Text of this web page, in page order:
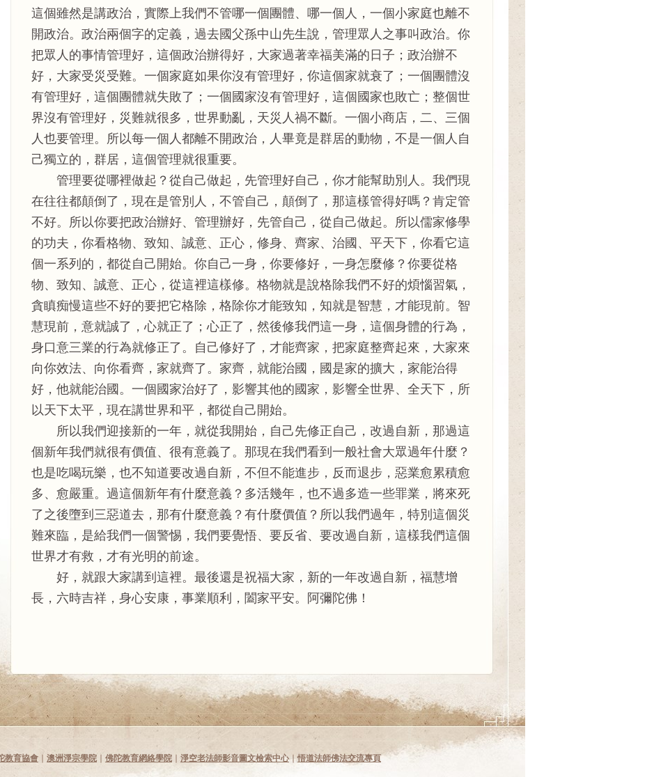
這個雖然是講政治，實際上我們不管哪一個團體、哪一個人，一個小家庭也離不
開政治。政治兩個字的定義，過去國父孫中山先生說，管理眾人之事叫政治。你
把眾人的事情管理好，這個政治辦得好，大家過著幸福美滿的日子；政治辦不
好，大家受災受難。一個家庭如果你沒有管理好，你這個家就衰了；一個團體沒
有管理好，這個團體就失敗了；一個國家沒有管理好，這個國家也敗亡；整個世
界沒有管理好，災難就很多，世界動亂，天災人禍不斷。一個小商店，二、三個
人也要管理。所以每一個人都離不開政治，人畢竟是群居的動物，不是一個人自
己獨立的，群居，這個管理就很重要。
管理要從哪裡做起？從自己做起，先管理好自己，你才能幫助別人。我們現
在往往都顛倒了，現在是管別人，不管自己，顛倒了，那這樣管得好嗎？肯定管
不好。所以你要把政治辦好、管理辦好，先管自己，從自己做起。所以儒家修學
的功夫，你看格物、致知、誠意、正心，修身、齊家、治國、平天下，你看它這
個一系列的，都從自己開始。你自己一身，你要修好，一身怎麼修？你要從格
物、致知、誠意、正心，從這裡這樣修。格物就是說格除我們不好的煩惱習氣，
貪瞋痴慢這些不好的要把它格除，格除你才能致知，知就是智慧，才能現前。智
慧現前，意就誠了，心就正了；心正了，然後修我們這一身，這個身體的行為，
身口意三業的行為就修正了。自己修好了，才能齊家，把家庭整齊起來，大家來
向你效法、向你看齊，家就齊了。家齊，就能治國，國是家的擴大，家能治得
好，他就能治國。一個國家治好了，影響其他的國家，影響全世界、全天下，所
以天下太平，現在講世界和平，都從自己開始。
所以我們迎接新的一年，就從我開始，自己先修正自己，改過自新，那過這
個新年我們就很有價值、很有意義了。那現在我們看到一般社會大眾過年什麼？
也是吃喝玩樂，也不知道要改過自新，不但不能進步，反而退步，惡業愈累積愈
多、愈嚴重。過這個新年有什麼意義？多活幾年，也不過多造一些罪業，將來死
了之後墮到三惡道去，那有什麼意義？有什麼價值？所以我們過年，特別這個災
難來臨，是給我們一個警惕，我們要覺悟、要反省、要改過自新，這樣我們這個
世界才有救，才有光明的前途。
好，就跟大家講到這裡。最後還是祝福大家，新的一年改過自新，福慧增
長，六時吉祥，身心安康，事業順利，闔家平安。阿彌陀佛！
教育協會 澳洲淨宗學院 佛陀教育網絡學院 淨空老法師影音圖文檢索中心∣悟道法師佛法交流專頁